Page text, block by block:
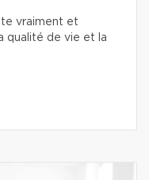
vraiment et
qualité de vie et la